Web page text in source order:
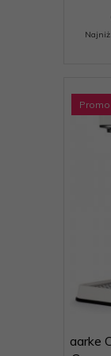
aarke